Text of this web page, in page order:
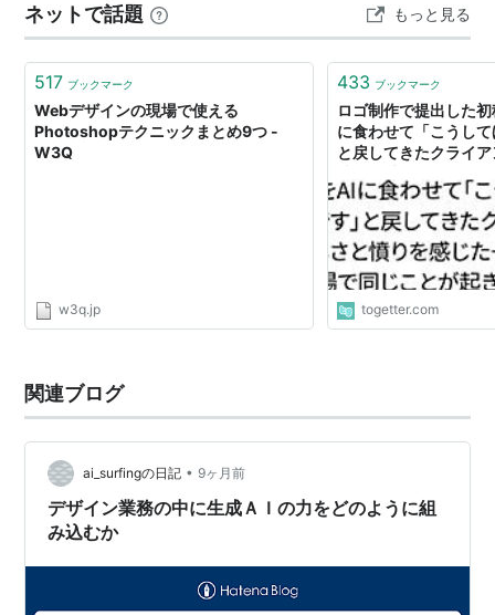
す。そんな個性を「いいじゃん」と面白がってくれるの
がROXXの良いところです。 全長…
ネットで話題 もっと見る
517 ブックマーク
Webデザインの現場で使える
Photoshopテクニックまとめ9つ -
W3Q
w3q.jp
433 ブックマーク
ロゴ制作で提出した
に食わせて「こうし
と戻してきたクライ
ことが起きまくって
togetter.com
関連ブログ
ai_surfingの日記 • 9ヶ月前
デザイン業務の中に生成ＡＩの力をどのように組
み込むか